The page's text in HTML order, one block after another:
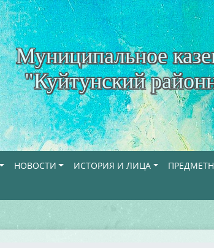
Муниципальное
"Куйтунский
НОВОСТИ ИСТОРИЯ И ЛИЦА